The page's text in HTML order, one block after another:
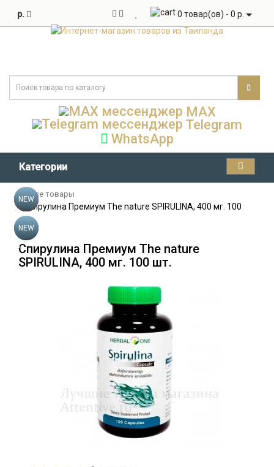
р. 0 товар(ов) - 0 р.
MAX
Telegram
WhatsApp
Категории
Все товары
Спирулина Премиум The nature SPIRULINA, 400 мг. 100
шт.
Спирулина Премиум The nature
SPIRULINA, 400 мг. 100 шт.
TOP
-10%
TOP
-11%
TOP
NEW
NEW
NEW
-14%
NEW
-18%
NEW
NEW